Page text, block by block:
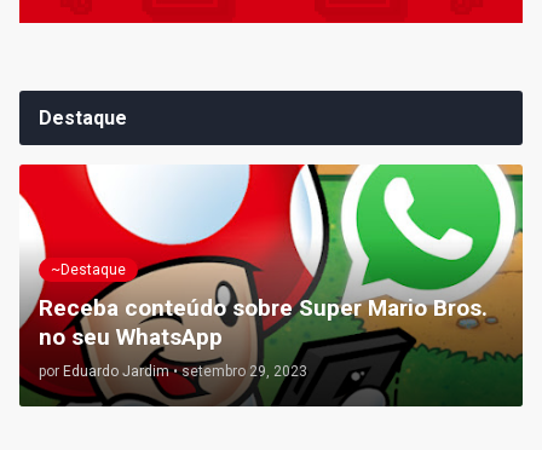
Destaque
~Destaque
Receba conteúdo sobre Super Mario Bros.
no seu WhatsApp
por Eduardo Jardim • setembro 29, 2023